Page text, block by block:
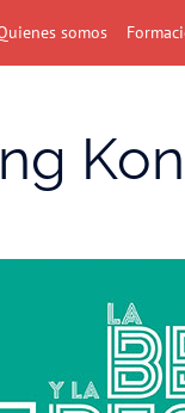
somos